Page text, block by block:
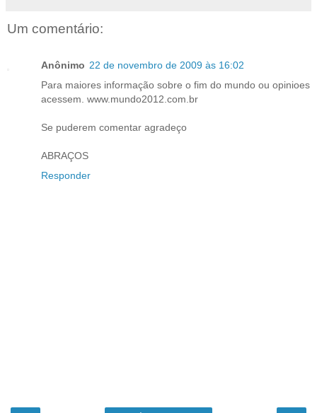
Um comentário:
Anônimo 22 de novembro de 2009 às 16:02
Para maiores informação sobre o fim do mundo ou opinioes
acessem. www.mundo2012.com.br
Se puderem comentar agradeço
ABRAÇOS
Responder